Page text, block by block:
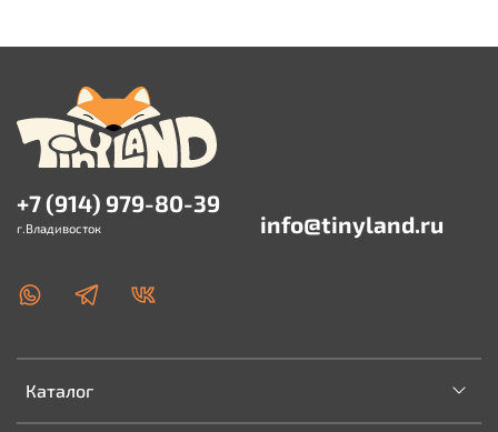
Каталог
+7 (914) 979-80-39
г.Владивосток info@tinyland.ru